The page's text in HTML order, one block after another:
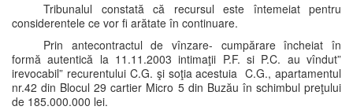
Tribunalul constată că recursul este întemeiat pentru
considerentele ce vor fi arătate în continuare.
Prin antecontractul de vînzare- cumpărare încheiat în
formă autentică la 11.11.2003 intimaţii P.F. si P.C. au vîndut”
irevocabil” recurentului C.G. şi soţia acestuia C.G., apartamentul
nr.42 din Blocul 29 cartier Micro 5 din Buzău în schimbul preţului
de 185.000.000 lei.